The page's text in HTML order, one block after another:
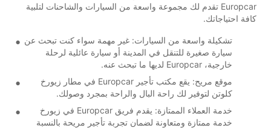
Europcar تقدم لك مجموعة واسعة من السيارات والشاحنات لتلبية
كافة احتياجاتك.
تشكيلة واسعة من السيارات: غير مهمة سواء كنت تبحث عن
سيارة صغيرة للتنقل في المدينة أو سيارة عائلية لرحلة
خارجية، Europcar لديها ما تبحث عنه.
موقع مريح: يقع مكتب تأجير Europcar في مطار زيورخ
كلوتن لتوفير لك راحة البال والراحة بمجرد وصولك.
خدمة العملاء الممتازة: يقدم فريق Europcar في زيورخ
خدمة ممتازة ومتعاونة لضمان تجربة تأجير مريحة بالنسبة